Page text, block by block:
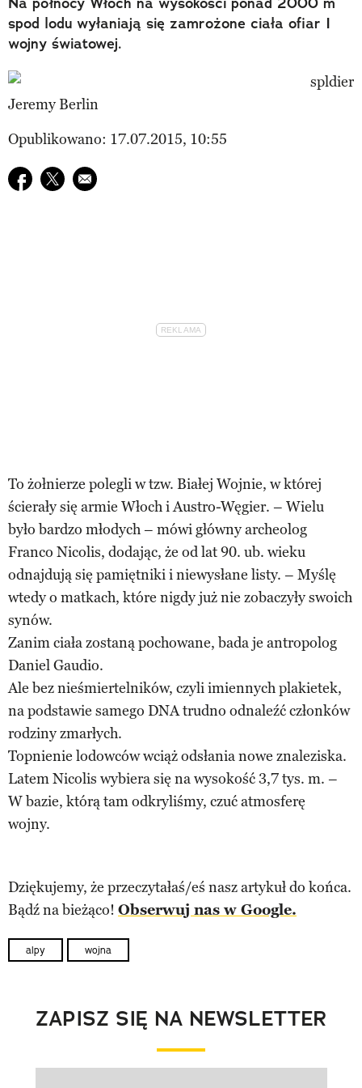
spod lodu wyłaniają się zamrożone ciała ofiar I
wojny światowej.
Jeremy Berlin
Opublikowano: 17.07.2015, 10:55
Udostępnij na facebook
Udostępnij na twitter
E-mail do przyjaciela
To żołnierze polegli w tzw. Białej Wojnie, w której
ścierały się armie Włoch i Austro-Węgier. – Wielu
było bardzo młodych – mówi główny archeolog
Franco Nicolis, dodając, że od lat 90. ub. wieku
odnajdują się pamiętniki i niewysłane listy. – Myślę
wtedy o matkach, które nigdy już nie zobaczyły swoich
synów.
Zanim ciała zostaną pochowane, bada je antropolog
Daniel Gaudio.
Ale bez nieśmiertelników, czyli imiennych plakietek,
na podstawie samego DNA trudno odnaleźć członków
rodziny zmarłych.
Topnienie lodowców wciąż odsłania nowe znaleziska.
Latem Nicolis wybiera się na wysokość 3,7 tys. m. –
W bazie, którą tam odkryliśmy, czuć atmosferę
wojny.
Dziękujemy, że przeczytałaś/eś nasz artykuł do końca.
Bądź na bieżąco! Obserwuj nas w Google.
alpy wojna
ZAPISZ SIĘ NA NEWSLETTER